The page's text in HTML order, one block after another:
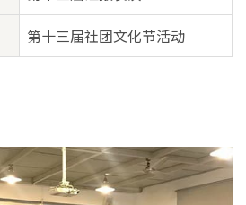
第十三届社团文化节活动